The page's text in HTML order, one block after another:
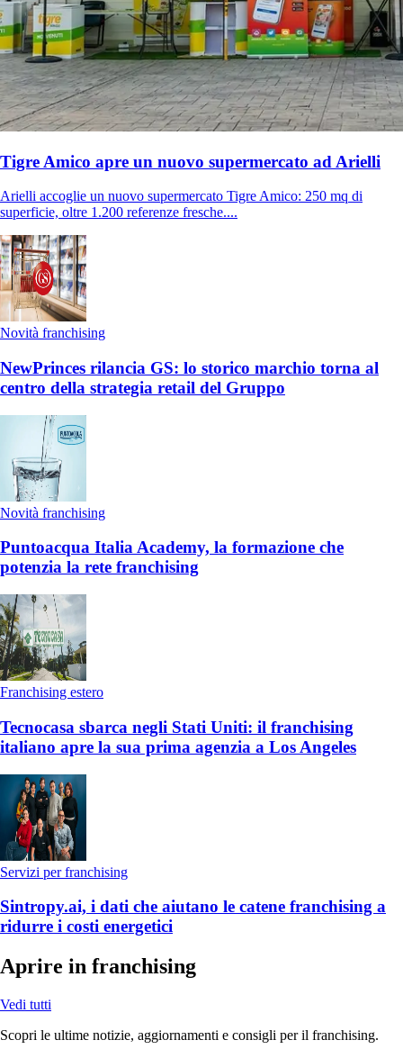
Tigre Amico apre un nuovo supermercato ad Arielli
Arielli accoglie un nuovo supermercato Tigre Amico: 250 mq di
superficie, oltre 1.200 referenze fresche....
Novità franchising
NewPrinces rilancia GS: lo storico marchio torna al
centro della strategia retail del Gruppo
Novità franchising
Puntoacqua Italia Academy, la formazione che
potenzia la rete franchising
Franchising estero
Tecnocasa sbarca negli Stati Uniti: il franchising
italiano apre la sua prima agenzia a Los Angeles
Servizi per franchising
Sintropy.ai, i dati che aiutano le catene franchising a
ridurre i costi energetici
Aprire in franchising
Vedi tutti
Scopri le ultime notizie, aggiornamenti e consigli per il franchising.